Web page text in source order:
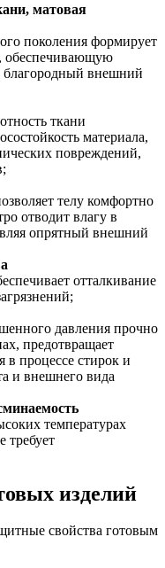
матовая
поколения формирует
обеспечивающую
благородный внешний
ткани
материала,
повреждений,
телу комфортно
отводит влагу в
опрятный внешний
отталкивание
давления прочно
предотвращает
процессе стирок и
и внешнего вида
температурах
требует
изделий
свойства готовым